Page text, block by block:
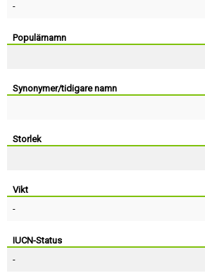
-
Populärnamn
Synonymer/tidigare namn
Storlek
Vikt
-
IUCN-Status
-